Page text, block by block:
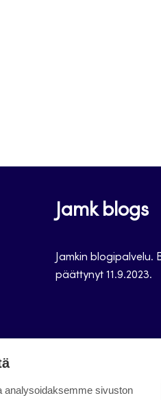
Jamk blogs
Jamkin blogipalvelu.
päättynyt 11.9.2023.
analysoidaksemme sivuston